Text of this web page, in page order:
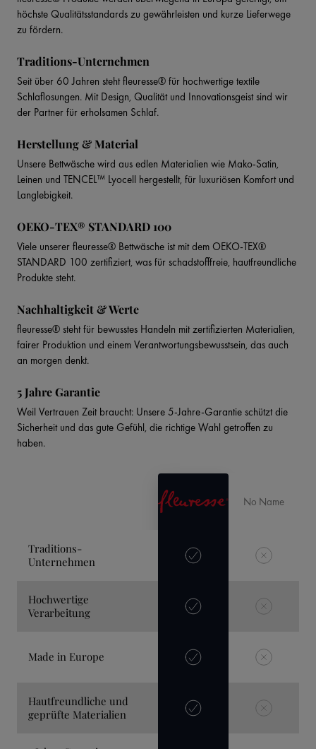
No Name
Traditions-
Unternehmen
Hochwertige
Verarbeitung
Made in Europe
Hautfreundliche und
geprüfte Materialien
höchste Qualitätsstandards zu gewährleisten und kurze Lieferwege
zu fördern.
Traditions-Unternehmen
Seit über 60 Jahren steht fleuresse® für hochwertige textile
Schlaflosungen. Mit Design, Qualität und Innovationsgeist sind wir
der Partner für erholsamen Schlaf.
Herstellung & Material
Unsere Bettwäsche wird aus edlen Materialien wie Mako-Satin,
Leinen und TENCEL™ Lyocell hergestellt, für luxuriösen Komfort und
Langlebigkeit.
OEKO-TEX® STANDARD 100
Viele unserer fleuresse® Bettwäsche ist mit dem OEKO-TEX®
STANDARD 100 zertifiziert, was für schadstofffreie, hautfreundliche
Produkte steht.
Nachhaltigkeit & Werte
fleuresse® steht für bewusstes Handeln mit zertifizierten Materialien,
fairer Produktion und einem Verantwortungsbewusstsein, das auch
an morgen denkt.
5 Jahre Garantie
Weil Vertrauen Zeit braucht: Unsere 5-Jahre-Garantie schützt die
Sicherheit und das gute Gefühl, die richtige Wahl getroffen zu
haben.